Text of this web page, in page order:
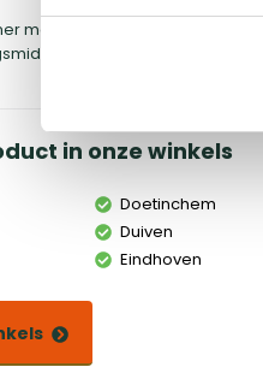
met vervangbare kop is
leg de spons op de
in onze winkels
Doetinchem
Duiven
Eindhoven